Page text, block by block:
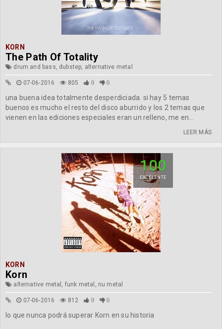
KORN
The Path Of Totality
drum and bass, dubstep, alternative metal
07-06-2016 805 0 0
una buena idea totalmente desperdiciada. si hay 5 temas
buenos es mucho el resto del disco aburrido y los 2 temas que
vienen en las ediciones especiales eran un relleno, me en...
LEER MÁS
100
EXCELENTE
KORN
Korn
alternative metal, funk metal, nu metal
07-06-2016 812 0 0
lo que nunca podrá superar Korn en su historia